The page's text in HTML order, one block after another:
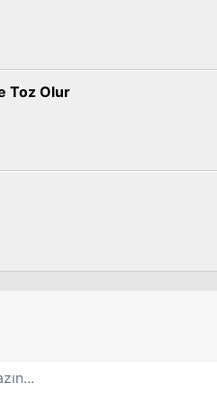
Toz Olur